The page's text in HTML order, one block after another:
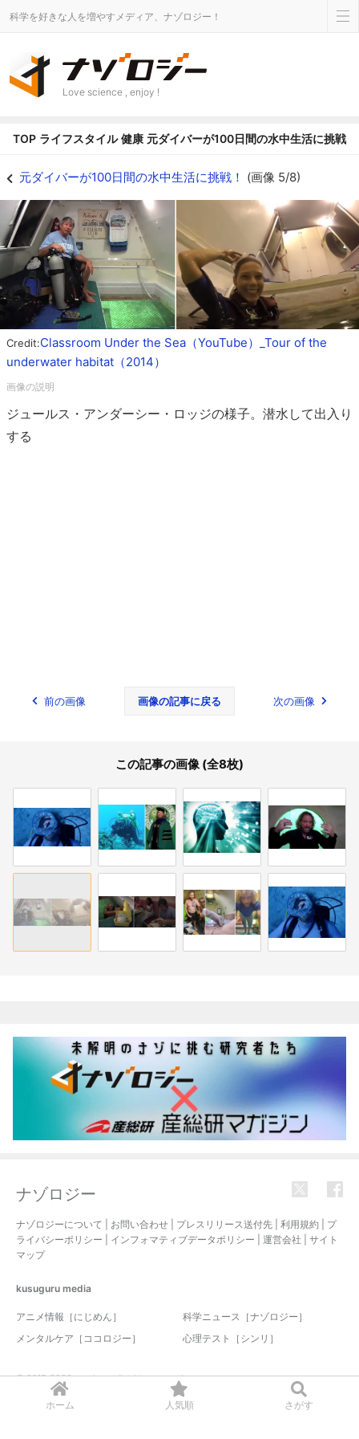
ホーム 人気順 さがす
科学を好きな人を増やすメディア、ナゾロジー！
Love science , enjoy !
TOP ライフスタイル 健康 元ダイバーが100日間の水中生活に挑戦！
元ダイバーが100日間の水中生活に挑戦！ (画像 5/8)
Credit:Classroom Under the Sea（YouTube）_Tour of the
underwater habitat（2014）
ジュールス・アンダーシー・ロッジの様子。潜水して出入り
する
前の画像 画像の記事に戻る 次の画像
この記事の画像 (全8枚)
ナゾロジー
ナゾロジーについて お問い合わせ プレスリリース送付先 利用規約
プ
ライバシーポリシー
インフォマティブデータポリシー 運営会社
サイト
マップ
kusuguru media
アニメ情報［にじめん］
科学ニュース［ナゾロジー］
メンタルケア［ココロジー］
心理テスト［シンリ］
© 2017-2026 nazology. all rights reserved.